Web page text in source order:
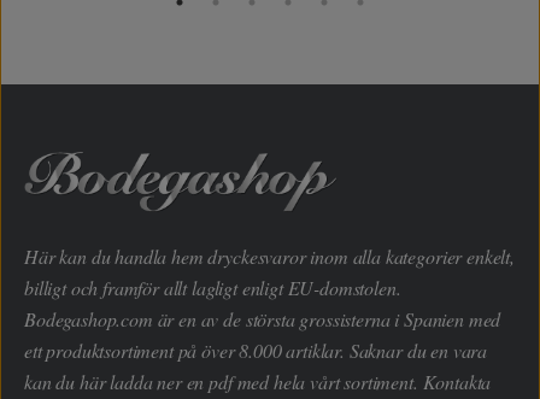
Här kan du handla hem dryckesvaror inom alla kategorier enkelt,
billigt och framför allt lagligt enligt EU-domstolen.
Bodegashop.com är en av de största grossisterna i Spanien med
ett produktsortiment på över 8.000 artiklar. Saknar du en vara
kan du här ladda ner en pdf med hela vårt sortiment. Kontakta